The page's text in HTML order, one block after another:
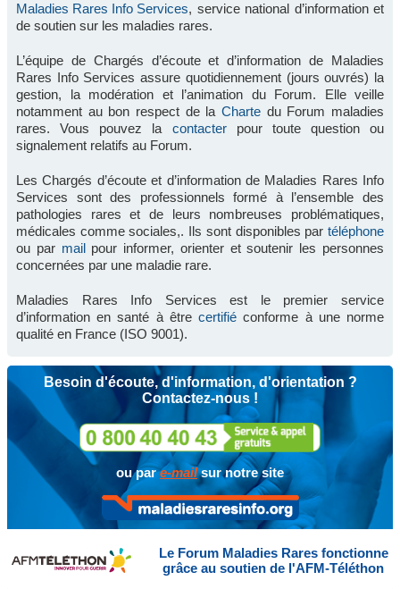
Maladies Rares Info Services, service national d’information et
de soutien sur les maladies rares.
L’équipe de Chargés d’écoute et d’information de Maladies
Rares Info Services assure quotidiennement (jours ouvrés) la
gestion, la modération et l’animation du Forum. Elle veille
notamment au bon respect de la Charte du Forum maladies
rares. Vous pouvez la contacterpour toute question ou
signalement relatifs au Forum.
Les Chargés d’écoute et d’information de Maladies Rares Info
Services sont des professionnels formé à l’ensemble des
pathologies rares et de leurs nombreuses problématiques,
médicales comme sociales,. Ils sont disponibles par téléphone
ou par mailpour informer, orienter et soutenir les personnes
concernées par une maladie rare.
Maladies Rares Info Services est le premier service
d’information en santé à êtrecertifié conforme à une norme
qualité en France (ISO 9001).
Besoin d'écoute, d'information, d'orientation ?
Contactez-nous !
ou pare-mailsur notre site
Le Forum Maladies Rares fonctionne
grâce au soutien de l'AFM-Téléthon